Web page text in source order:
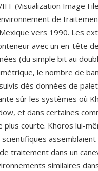
(Visualization Image
de
vers 1990. Les
avec un en-tête
(du simple bit au
le nombre de
dès données de
sûr les systèmes où
et dans certaines
courte. Khoros lui-
traitement dans un
similaires